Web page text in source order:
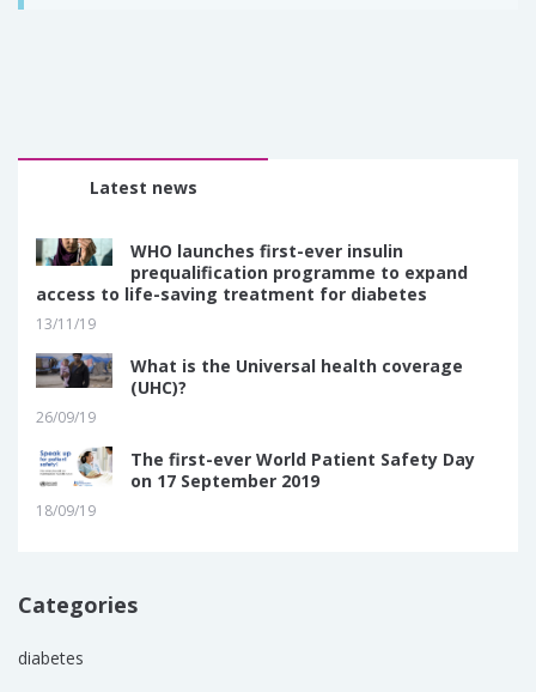
Latest news
WHO launches first-ever insulin
prequalification programme to expand
access to life-saving treatment for diabetes
13/11/19
What is the Universal health coverage
(UHC)?
26/09/19
The first-ever World Patient Safety Day
on 17 September 2019
18/09/19
Categories
diabetes